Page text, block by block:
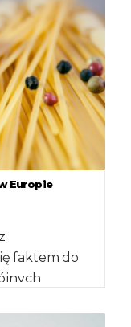
Europie
faktem do